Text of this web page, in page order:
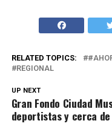
RELATED TOPICS:
REGIONAL
UP NEXT
Gran Fondo Ciudad
deportistas y cerca